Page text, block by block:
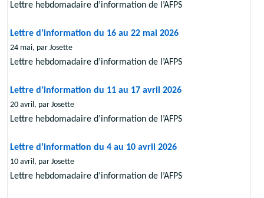
Lettre hebdomadaire d’information de l’AFPS
Lettre d’information du 16 au 22 mai 2026
24 mai, par Josette
Lettre hebdomadaire d’information de l’AFPS
Lettre d’information du 11 au 17 avril 2026
20 avril, par Josette
Lettre hebdomadaire d’information de l’AFPS
Lettre d’information du 4 au 10 avril 2026
10 avril, par Josette
Lettre hebdomadaire d’information de l’AFPS